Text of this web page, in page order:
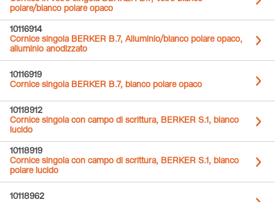
polare/bianco polare opaco
10116914
Cornice singola BERKER B.7, Alluminio/bianco polare opaco,
alluminio anodizzato
10116919
Cornice singola BERKER B.7, bianco polare opaco
10118912
Cornice singola con campo di scrittura, BERKER S.1, bianco
lucido
10118919
Cornice singola con campo di scrittura, BERKER S.1, bianco
polare lucido
10118962